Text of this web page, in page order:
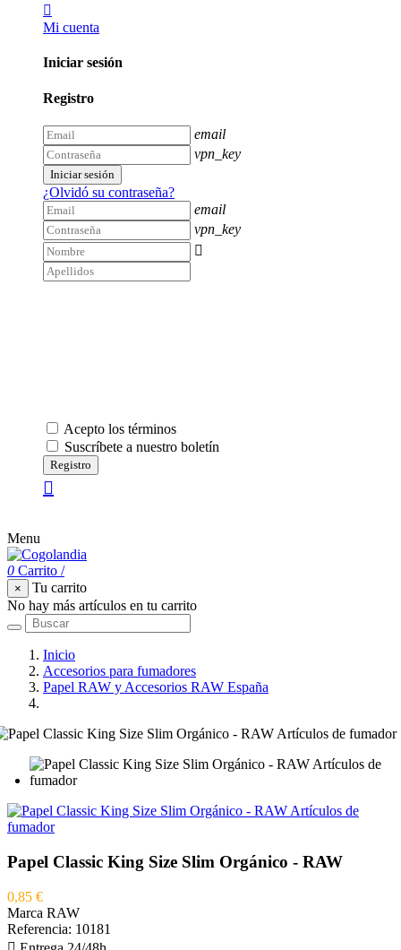
Mi cuenta
Iniciar sesión
Registro
email
vpn_key
Iniciar sesión
¿Olvidó su contraseña?
email
vpn_key

Acepto los términos
Suscríbete a nuestro boletín
Registro
Menu
0 Carrito /
×
Tu carrito
No hay más artículos en tu carrito
Inicio
Accesorios para fumadores
Papel RAW y Accesorios RAW España
Papel Classic King Size Slim Orgánico - RAW
0,85 €
Marca RAW
Referencia: 10181